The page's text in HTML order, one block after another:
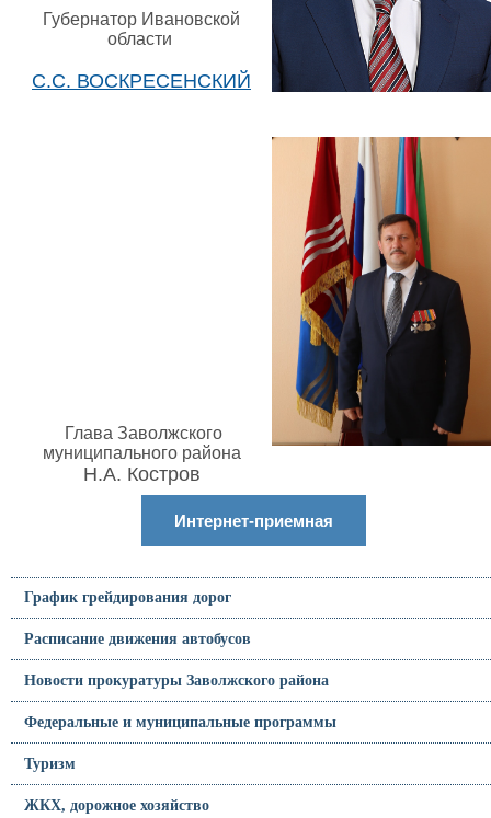
Губернатор Ивановской
области
С.С. ВОСКРЕСЕНСКИЙ
Глава Заволжского
муниципального района
Н.А. Костров
Интернет-приемная
График грейдирования дорог
Расписание движения автобусов
Новости прокуратуры Заволжского района
Федеральные и муниципальные программы
Туризм
ЖКХ, дорожное хозяйство